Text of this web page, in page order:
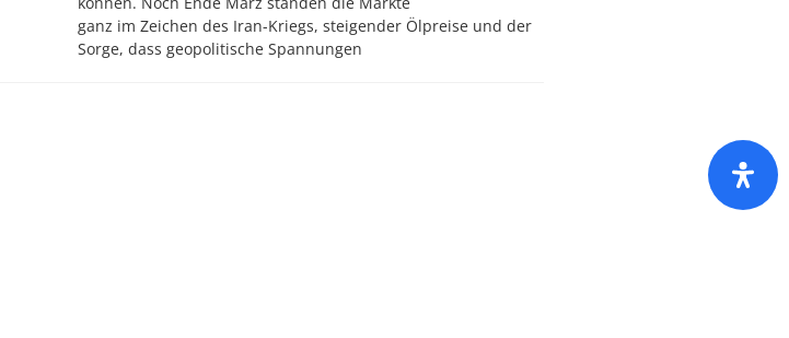
ganz im Zeichen des Iran-Kriegs, steigender Ölpreise und der
Sorge, dass geopolitische Spannungen